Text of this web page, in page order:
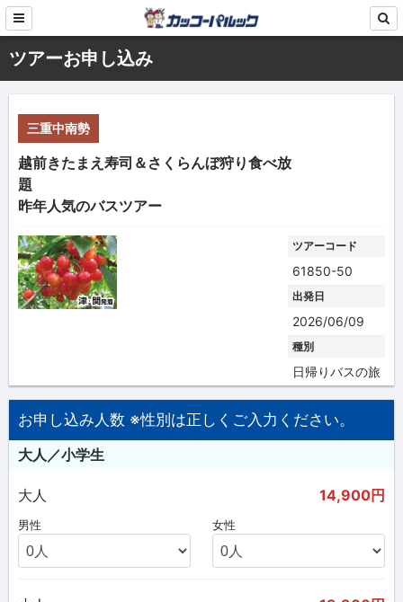
ツアーお申し込み
三重中南勢
越前きたまえ寿司＆さくらんぼ狩り食べ放
題
昨年人気のバスツアー
ツアーコード
61850-50
出発日
2026/06/09
種別
日帰りバスの旅
お申し込み人数 ※性別は正しくご入力ください。
大人／小学生
大人 14,900円
男性 女性